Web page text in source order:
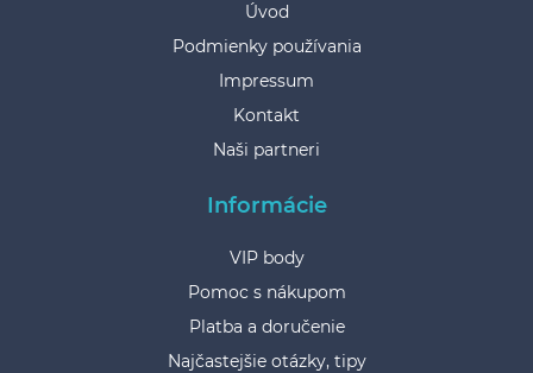
Úvod
Podmienky používania
Impressum
Kontakt
Naši partneri
Informácie
VIP body
Pomoc s nákupom
Platba a doručenie
Najčastejšie otázky, tipy